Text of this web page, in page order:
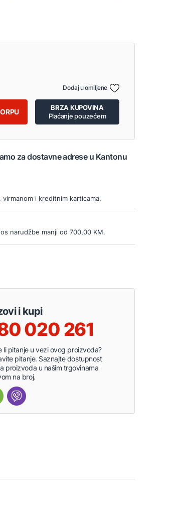
BRZA KUPOVINA
Plaćanje pouzećem
Dodaj u omiljene
za dostavne adrese u Kantonu
i kreditnim karticama.
narudžbe manji od 700,00 KM.
i kupi
020 261
li pitanje u vezi ovog proizvoda?
pitanje. Saznajte dostupnost
proizvoda u našim trgovinama
na broj.